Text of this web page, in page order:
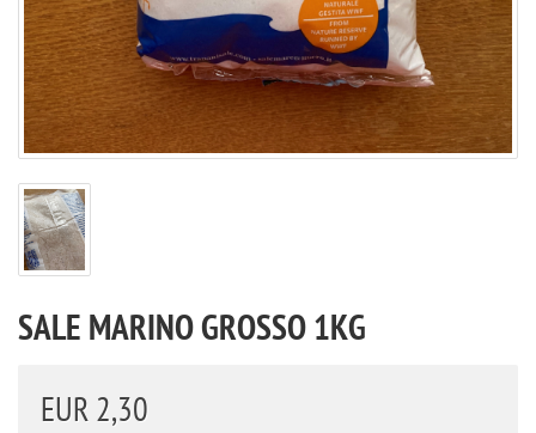
SALE MARINO GROSSO 1KG
EUR 2,30